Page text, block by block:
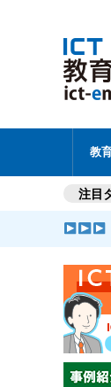
教
注目